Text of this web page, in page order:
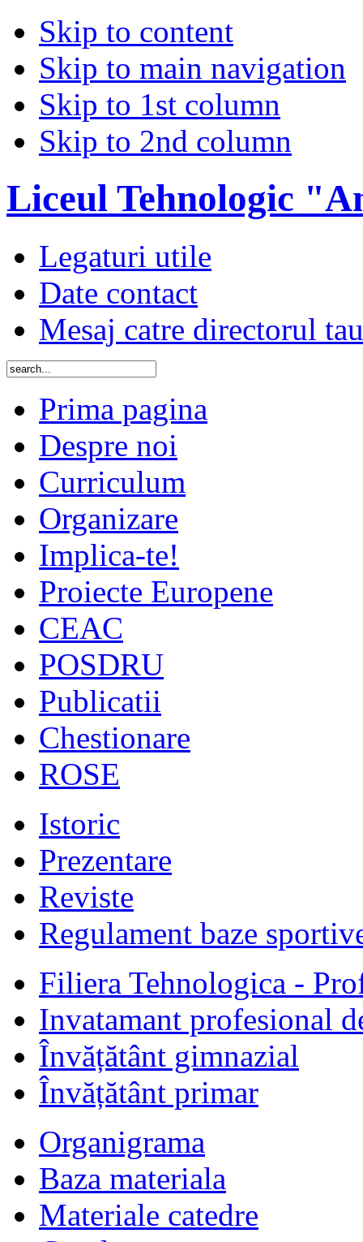
Skip to content
Skip to main navigation
Skip to 1st column
Skip to 2nd column
Liceul Tehnologic
Legaturi utile
Date contact
Mesaj catre directorul tau
Prima pagina
Despre noi
Curriculum
Organizare
Implica-te!
Proiecte Europene
CEAC
POSDRU
Publicatii
Chestionare
ROSE
Istoric
Prezentare
Reviste
Regulament baze
Filiera Tehnologica -
Invatamant profesional
Învățătânt gimnazial
Învățătânt primar
Organigrama
Baza materiala
Materiale catedre